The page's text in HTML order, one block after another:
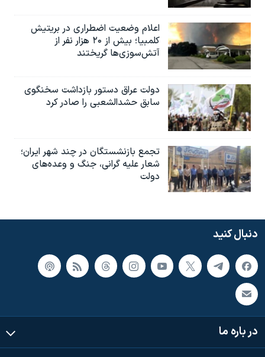
اعلام وضعیت اضطراری در بریتیش
کلمبیا؛ بیش از ۲۰ هزار نفر از
آتش‌سوزی‌ها گریختند
دولت عراق دستور بازداشت سخنگوی
سابق حشدالشعبی را صادر کرد
تجمع بازنشستگان در چند شهر ایران؛
شعار علیه گرانی، جنگ و وعده‌های
دولت
دنبال کنید
در باره ما